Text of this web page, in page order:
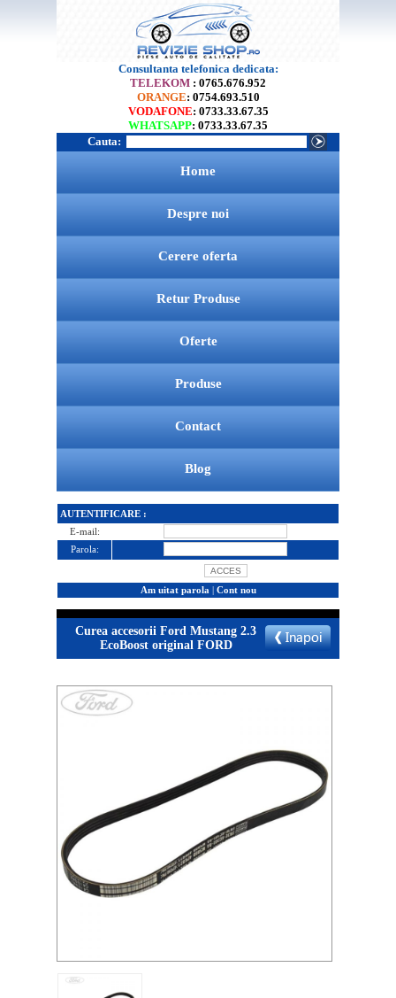
Consultanta telefonica dedicata:
TELEKOM : 0765.676.952
ORANGE: 0754.693.510
VODAFONE: 0733.33.67.35
WHATSAPP: 0733.33.67.35
Cauta:
Home
Despre noi
Cerere oferta
Retur Produse
Oferte
Produse
Contact
Blog
AUTENTIFICARE :
E-mail:
Parola:
Am uitat parola | Cont nou
Curea accesorii Ford Mustang 2.3
EcoBoost original FORD